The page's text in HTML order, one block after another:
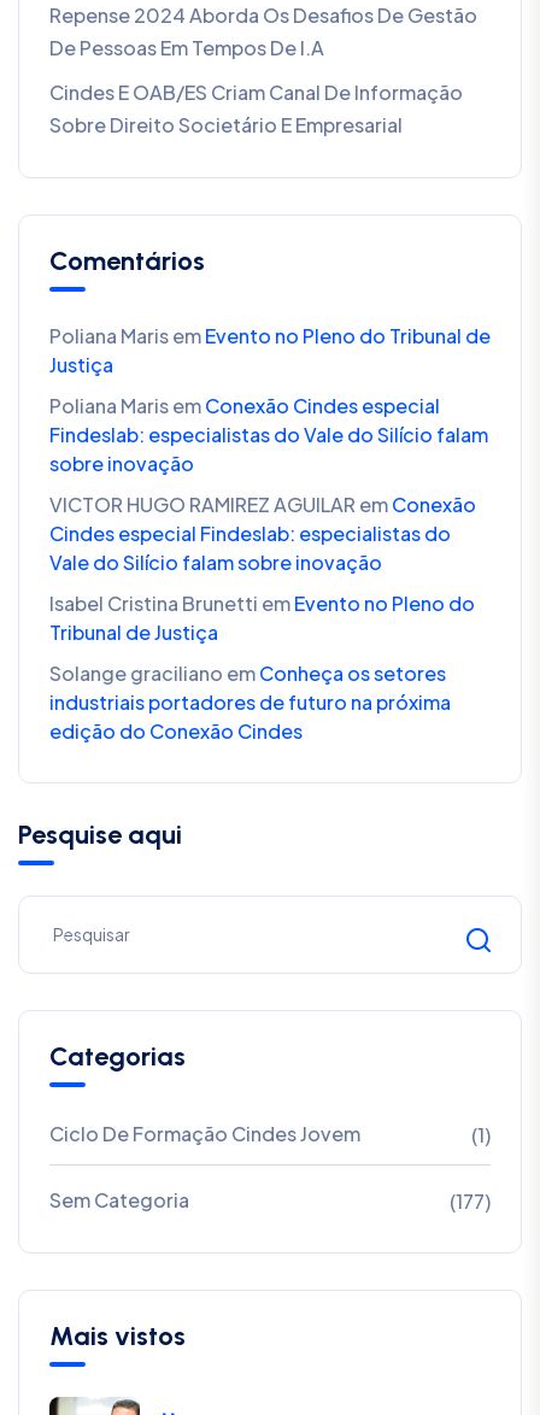
Repense 2024 Aborda Os Desafios De Gestão
De Pessoas Em Tempos De I.A
Cindes E OAB/ES Criam Canal De Informação
Sobre Direito Societário E Empresarial
Comentários
Poliana MarisemEvento no Pleno do Tribunal de
Justiça
Poliana MarisemConexão Cindes especial
Findeslab: especialistas do Vale do Silício falam
sobre inovação
VICTOR HUGO RAMIREZ AGUILAR emConexão
Cindes especial Findeslab: especialistas do
Vale do Silício falam sobre inovação
Isabel Cristina Brunetti emEvento no Pleno do
Tribunal de Justiça
Solange graciliano emConheça os setores
industriais portadores de futuro na próxima
edição do Conexão Cindes
Pesquise aqui
Categorias
Ciclo De Formação Cindes Jovem (1)
Sem Categoria (177)
Mais vistos